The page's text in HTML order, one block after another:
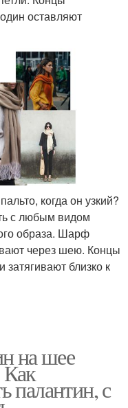
оставляют
когда он узкий?
с любым видом
образа. Шарф
через шею. Концы
близко к
на шее
палантин, с